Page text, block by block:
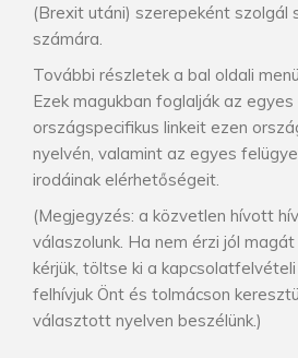
(Brexit utáni) szerepeként szolgál
számára.
További részletek a bal oldali
Ezek magukban foglalják az
országspecifikus linkeit ezen
nyelvén, valamint az egyes
irodáinak elérhetőségeit.
(Megjegyzés: a közvetlen hívott
válaszolunk. Ha nem érzi jól magát
kérjük, töltse ki a
felhívjuk Önt és tolmácson
választott nyelven beszélünk.)